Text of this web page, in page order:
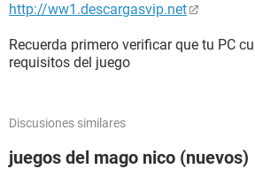
http://ww1.descargasvip.net
Recuerda primero verificar que tu PC
requisitos del juego
Discusiones similares
juegos del mago nico (nuevos)